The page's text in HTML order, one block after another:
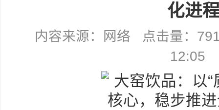
化进
内容来源：网络 点击量：
12:05